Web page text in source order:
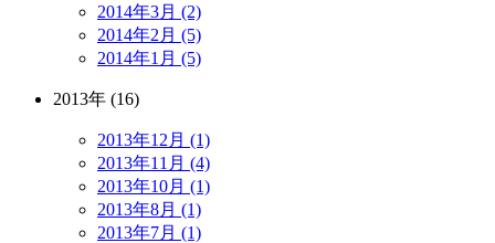
2014年3月 (2)
2014年2月 (5)
2014年1月 (5)
2013年 (16)
2013年12月 (1)
2013年11月 (4)
2013年10月 (1)
2013年8月 (1)
2013年7月 (1)